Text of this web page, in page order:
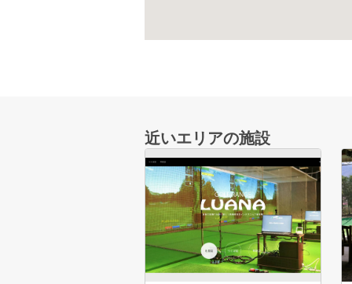
近いエリアの施設